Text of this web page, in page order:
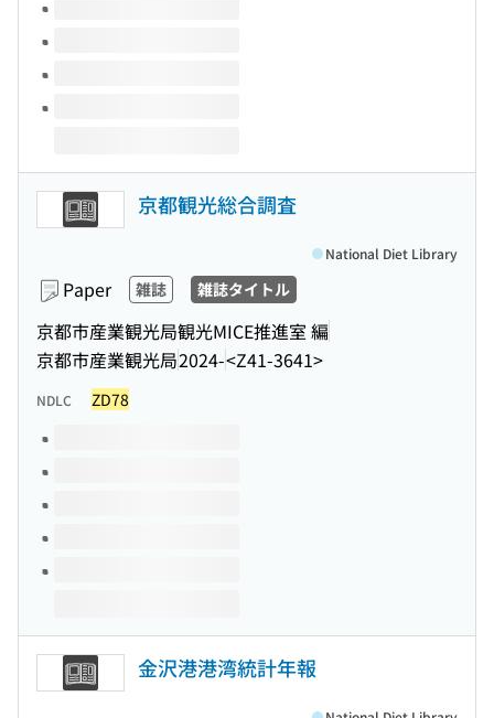
京都観光総合調査
Paper 雑誌 雑誌タイトル
京都市産業観光局観光MICE推進室 編
京都市産業観光局2024-<Z41-3641>
National Diet Library
NDLC ZD78
Volumes of this title
金沢港港湾統計年報